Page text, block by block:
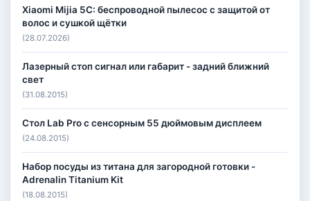
Xiaomi Mijia 5C: беспроводной пылесос с защитой от
волос и сушкой щётки
(28.07.2026)
Лазерный стоп сигнал или габарит - задний ближний
свет
(31.08.2015)
Стол Lab Pro с сенсорным 55 дюймовым дисплеем
(24.08.2015)
Набор посуды из титана для загородной готовки -
Adrenalin Titanium Kit
(18.08.2015)